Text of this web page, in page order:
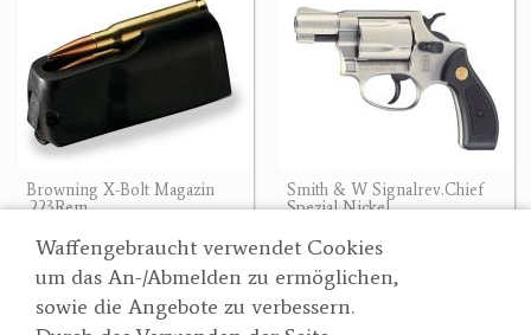
Waffengebraucht verwendet Cookies
um das An-/Abmelden zu ermöglichen,
sowie die Angebote zu verbessern.
Browning X-Bolt Magazin
.223Rem
79.90 €
Smith & W Signalrev.Chief
Spezial Nickel